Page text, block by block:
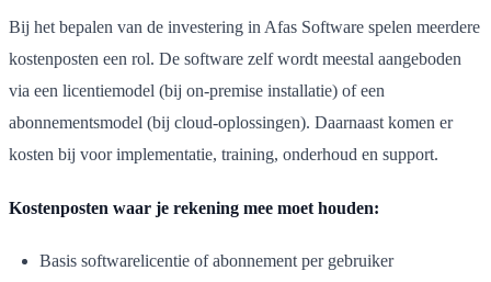
Bij het bepalen van de investering in Afas Software spelen meerdere
kostenposten een rol. De software zelf wordt meestal aangeboden
via een licentiemodel (bij on-premise installatie) of een
abonnementsmodel (bij cloud-oplossingen). Daarnaast komen er
kosten bij voor implementatie, training, onderhoud en support.
Kostenposten waar je rekening mee moet houden:
Basis softwarelicentie of abonnement per gebruiker